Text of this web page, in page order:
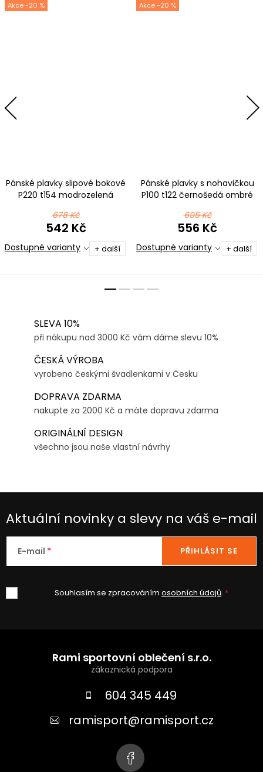
-20 %
Pánské plavky slipové bokové
P220 t154 modrozelená
678 Kč
542 Kč
Dostupné varianty + další
-20 %
Pánské plavky s nohavičkou
P100 t122 černošedá ombré
695 Kč
556 Kč
Dostupné varianty + další
SLEVA 10%
při nákupu nad 3000 Kč vám dáme slevu 10%
ČESKÁ VÝROBA
vyrobeno českými švadlenkami v Česku
DOPRAVA ZDARMA
nakupte za 2000 Kč a máte dopravu zdarma
ORIGINÁLNÍ DESIGN
všechno jsou naše vlastní návrhy
Aktuální novinky a slevy na váš e-mail
E-mail
Souhlasím se zpracováním osobních údajů.
PŘIHLÁSIT SE
Rami sportovní oblečení s.r.o.
604 345 449
ramisport@ramisport.cz